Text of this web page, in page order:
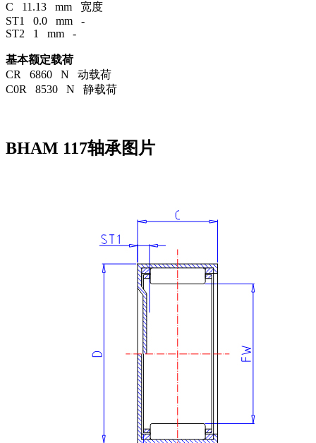
C 11.13 mm 宽度
ST1 0.0 mm -
ST2 1 mm -
基本额定载荷
CR 6860 N 动载荷
C0R 8530 N 静载荷
BHAM 117轴承图片